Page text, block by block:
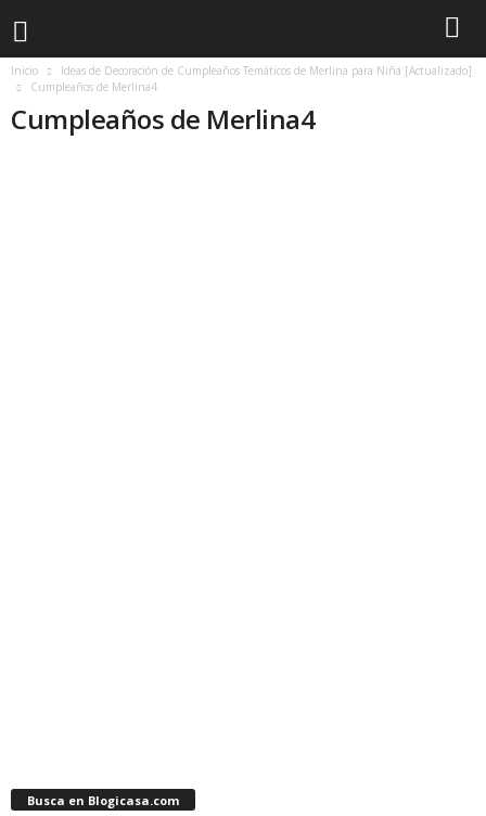
Inicio
Ideas de Decoración de Cumpleaños Temáticos de Merlina para Niña [Actualizado]
Cumpleaños de Merlina4
Cumpleaños de Merlina4
Busca en Blogicasa.com